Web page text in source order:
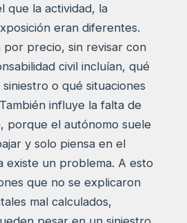
que la actividad, la
eran diferentes.
por precio, sin revisar con
civil incluían, qué
o qué situaciones
influye la falta de
porque el autónomo suele
y solo piensa en el
existe un problema. A esto
que no se explicaron
mal calculados,